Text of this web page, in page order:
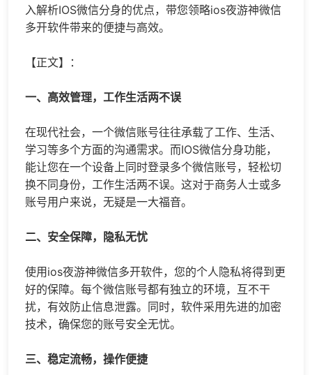
入解析IOS微信分身的优点，带您领略ios夜游神微信
多开软件带来的便捷与高效。
【正文】：
一、高效管理，工作生活两不误
在现代社会，一个微信账号往往承载了工作、生活、
学习等多个方面的沟通需求。而IOS微信分身功能，
能让您在一个设备上同时登录多个微信账号，轻松切
换不同身份，工作生活两不误。这对于商务人士或多
账号用户来说，无疑是一大福音。
二、安全保障，隐私无忧
使用ios夜游神微信多开软件，您的个人隐私将得到更
好的保障。每个微信账号都有独立的环境，互不干
扰，有效防止信息泄露。同时，软件采用先进的加密
技术，确保您的账号安全无忧。
三、稳定流畅，操作便捷